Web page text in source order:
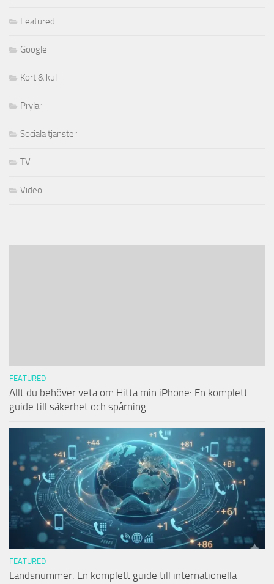
Featured
Google
Kort & kul
Prylar
Sociala tjänster
TV
Video
FEATURED
Allt du behöver veta om Hitta min iPhone: En komplett
guide till säkerhet och spårning
FEATURED
Landsnummer: En komplett guide till internationella